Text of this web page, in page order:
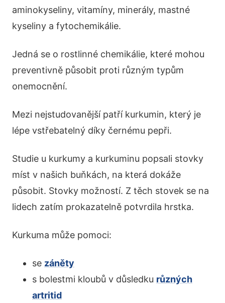
aminokyseliny, vitamíny, minerály, mastné
kyseliny a fytochemikálie.
Jedná se o rostlinné chemikálie, které mohou
preventivně působit proti různým typům
onemocnění.
Mezi nejstudovanější patří kurkumin, který je
lépe vstřebatelný díky černému pepři.
Studie u kurkumy a kurkuminu popsali stovky
míst v našich buňkách, na která dokáže
působit. Stovky možností. Z těch stovek se na
lidech zatím prokazatelně potvrdila hrstka.
Kurkuma může pomoci:
se záněty
s bolestmi kloubů v důsledku různých
artritid